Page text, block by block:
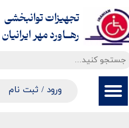
ورود / ثبت نام
حساب کاربری من
سفارشات
خروج از حساب کاربری
تجهیزات توانبخشی
​​​​​​​رهــاورد مهر ایرانیان